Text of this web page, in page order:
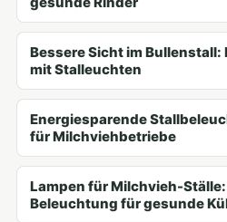
Bessere Sicht im
mit Stalleuchten
Energiesparende
für Milchviehbetriebe
Lampen für Milchvieh-
Beleuchtung für gesunde